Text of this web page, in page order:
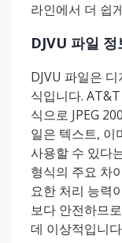
라인에서 더 쉽
DJVU 파일 정
DJVU 파일은
식입니다.
식으로 JPEG
일은 텍스트, 이
사용할 수 있다
형식의 주요 차
요한 처리 능력
보다 안전하므
데 이상적입니